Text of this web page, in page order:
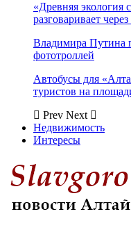
«Древняя экология
разговаривает
Владимира Путина
фототроллей
Автобусы для
туристов на
Prev Next
Недвижимость
Интересы